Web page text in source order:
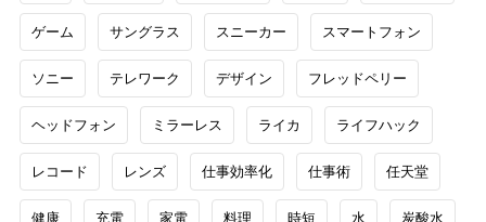
ゲーム サングラス スニーカー スマートフォン
ソニー テレワーク デザイン フレッドペリー
ヘッドフォン ミラーレス ライカ ライフハック
レコード レンズ 仕事効率化 仕事術 任天堂
健康 充電 家電 料理 時短 水 炭酸水